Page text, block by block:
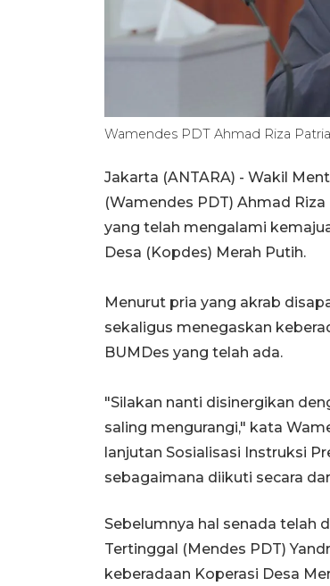
Wamendes PDT Ahmad Riza
Jakarta (ANTARA) - Wakil
(Wamendes PDT) Ahmad
yang telah mengalami
Desa (Kopdes) Merah Putih.
Menurut pria yang akrab
sekaligus menegaskan
BUMDes yang telah ada.
"Silakan nanti disinergikan
saling mengurangi," kata
lanjutan Sosialisasi Instruksi
sebagaimana diikuti secara
Sebelumnya hal senada telah
Tertinggal (Mendes PDT)
keberadaan Koperasi Desa